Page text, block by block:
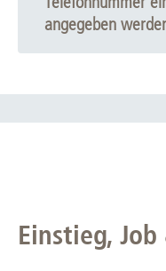
angegeben
möchten dann nach
Einstieg,